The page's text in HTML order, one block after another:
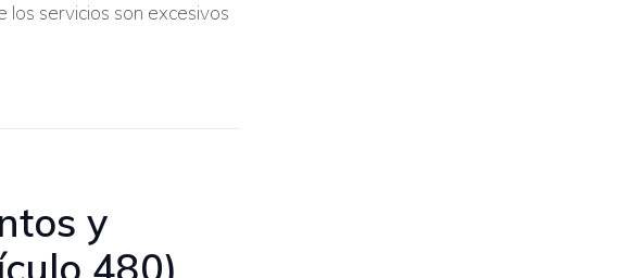
los servicios son excesivos
y
480)